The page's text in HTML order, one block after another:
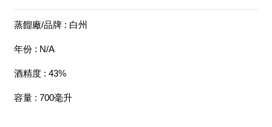
蒸餾廠/品牌 : 白州
年份 : N/A
酒精度 : 43%
容量 : 700毫升